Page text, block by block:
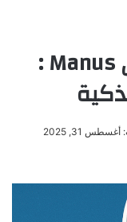
وكيل الذكاء الاصطناعي Manus :
31, 2025